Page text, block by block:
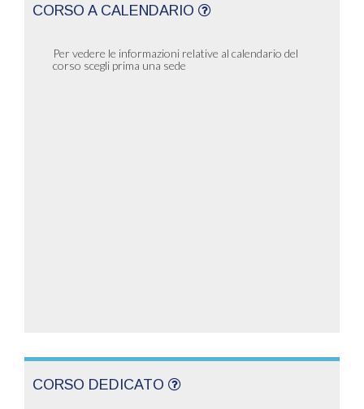
CORSO A CALENDARIO
Per vedere le informazioni relative al calendario del
corso scegli prima una sede
CORSO DEDICATO